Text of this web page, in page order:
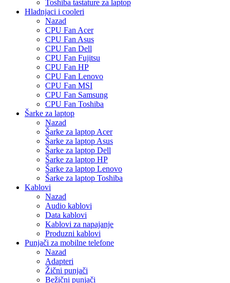
Toshiba tastature za laptop
Hladnjaci i cooleri
Nazad
CPU Fan Acer
CPU Fan Asus
CPU Fan Dell
CPU Fan Fujitsu
CPU Fan HP
CPU Fan Lenovo
CPU Fan MSI
CPU Fan Samsung
CPU Fan Toshiba
Šarke za laptop
Nazad
Šarke za laptop Acer
Šarke za laptop Asus
Šarke za laptop Dell
Šarke za laptop HP
Šarke za laptop Lenovo
Šarke za laptop Toshiba
Kablovi
Nazad
Audio kablovi
Data kablovi
Kablovi za napajanje
Produzni kablovi
Punjači za mobilne telefone
Nazad
Adapteri
Žični punjači
Bežični punjači